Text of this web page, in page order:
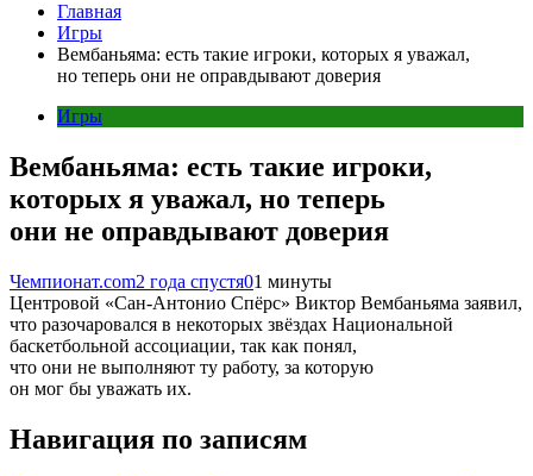
Главная
Игры
Вембаньяма: есть такие игроки, которых я уважал,
но теперь они не оправдывают доверия
Игры
Вембаньяма: есть такие игроки,
которых я уважал, но теперь
они не оправдывают доверия
Чемпионат.com2 года спустя01 минуты
Центровой «Сан-Антонио Спёрс» Виктор Вембаньяма заявил,
что разочаровался в некоторых звёздах Национальной
баскетбольной ассоциации, так как понял,
что они не выполняют ту работу, за которую
он мог бы уважать их.
Навигация по записям